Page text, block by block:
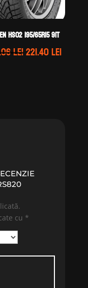
HS02 195/65R15 91T
leiPrețul
221.40leiPrețul
cu *